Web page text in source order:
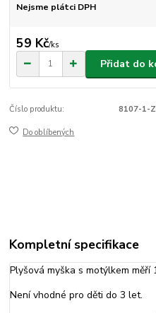
Nejsme plátci DPH
59 Kč/ks
Přidat do
Číslo produktu: 8107-1-Z
Do oblíbených
Kompletní specifikace
Plyšová myška s motýlkem měří
Není vhodné pro děti do 3 let.